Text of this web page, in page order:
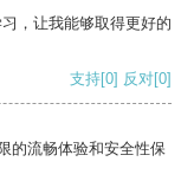
，让我能够取得更好的
支持[0] 反对[0]
的流畅体验和安全性保